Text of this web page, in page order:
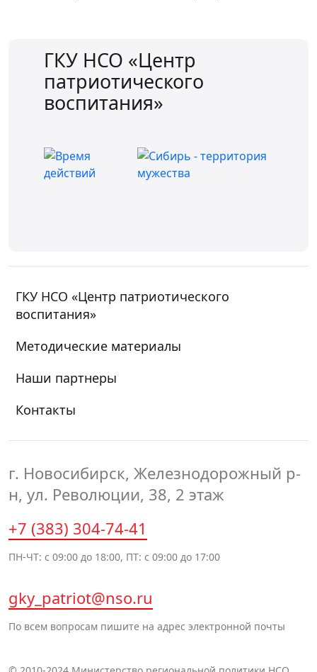
ГКУ НСО «Центр
патриотического
воспитания»
ГКУ НСО «Центр патриотического
воспитания»
Методические материалы
Наши партнеры
Контакты
г. Новосибирск, Железнодорожный р-
н, ул. Революции, 38, 2 этаж
+7 (383) 304-74-41
ПН-ЧТ: с 09:00 до 18:00, ПТ: с 09:00 до 17:00
gky_patriot@nso.ru
По всем вопросам пишите на адрес электронной почты